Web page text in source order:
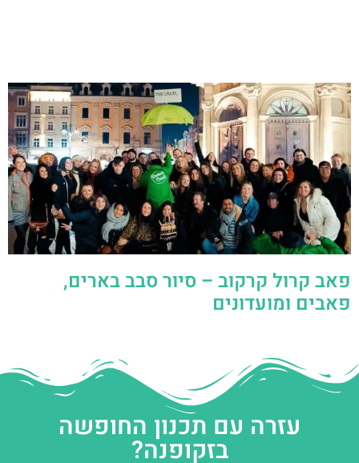
פאב קרול קרקוב – סיור סבב בארים,
פאבים ומועדונים
עזרה עם תכנון החופשה
בזקופנה?